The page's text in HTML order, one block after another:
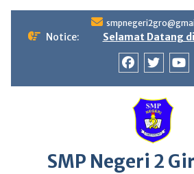
to
Notice: Selamat Datang
SMP Negeri 2